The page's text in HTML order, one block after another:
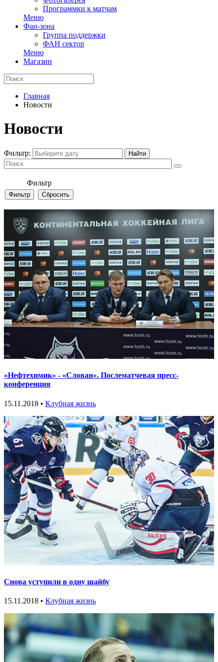
Программки к матчам
Меню
Фан-зона
Группа поддержки
ФАН сектор
Меню
Магазин
Главная
Новости
Новости
Фильтр:
Фильтр
«Нефтехимик» - «Слован». Послематчевая пресс-
конференция
15.11.2018 • Клубная жизнь
Снова уступили в одну шайбу
15.11.2018 • Клубная жизнь